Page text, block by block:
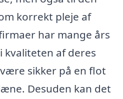
korrekt pleje af
har mange års
kvaliteten af deres
sikker på en flot
Desuden kan det